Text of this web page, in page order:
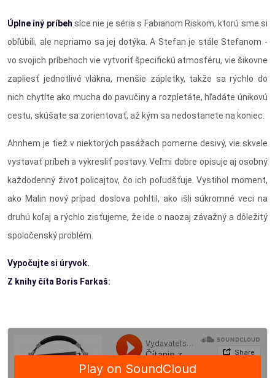
Úplne iný príbeh síce nie je séria s Fabianom Riskom, ktorú sme si
obľúbili, ale nepriamo sa jej dotýka. A Stefan je stále Stefanom -
vo svojich príbehoch vie vytvoriť špecifickú atmosféru, vie šikovne
zapliesť jednotlivé vlákna, menšie zápletky, takže sa rýchlo do
nich chytíte ako mucha do pavučiny a rozpletáte, hľadáte únikovú
cestu, skúšate sa zorientovať, až kým sa nedostanete na koniec.
Ahnhem je tiež v niektorých pasážach pomerne desivý, vie skvele
vystavať príbeh a vykresliť postavy. Veľmi dobre opisuje aj osobný
každodenný život policajtov, čo ich poľudšťuje. Vystihol moment,
ako Malin nový prípad doslova pohltil, ako išli súkromné veci na
druhú koľaj a rýchlo zisťujeme, že ide o naozaj závažný a dôležitý
spoločenský problém.
Vypočujte si úryvok.
Z knihy číta Boris Farkaš: